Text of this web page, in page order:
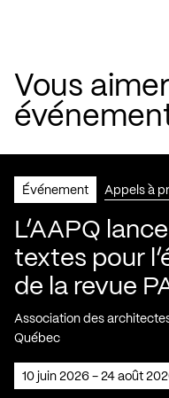
Vous
Événement Appels à
L’AAPQ
textes pour
de la revue
Association des
Québec
10 juin 2026 - 24 août